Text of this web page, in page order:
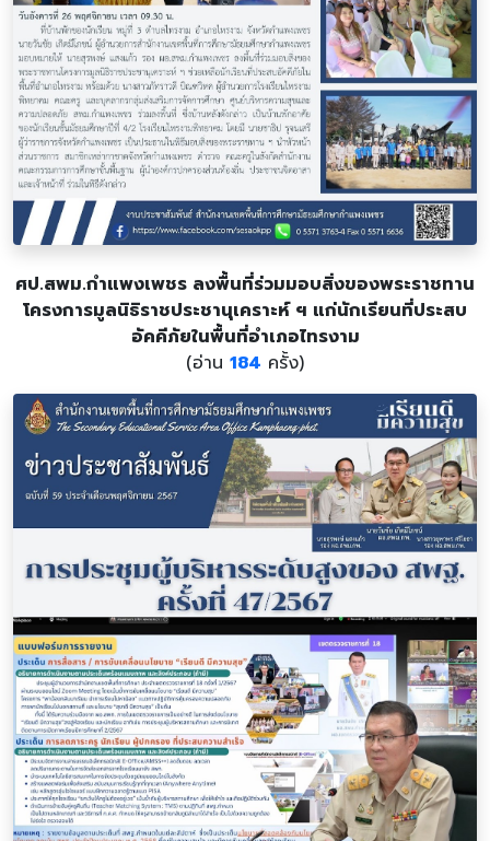
ศป.สพม.กำแพงเพชร ลงพื้นที่ร่วมมอบสิ่งของพระราชทาน
โครงการมูลนิธิราชประชานุเคราะห์ ฯ แก่นักเรียนที่ประสบ
อัคคีภัยในพื้นที่อำเภอไทรงาม
(อ่าน 184 ครั้ง)